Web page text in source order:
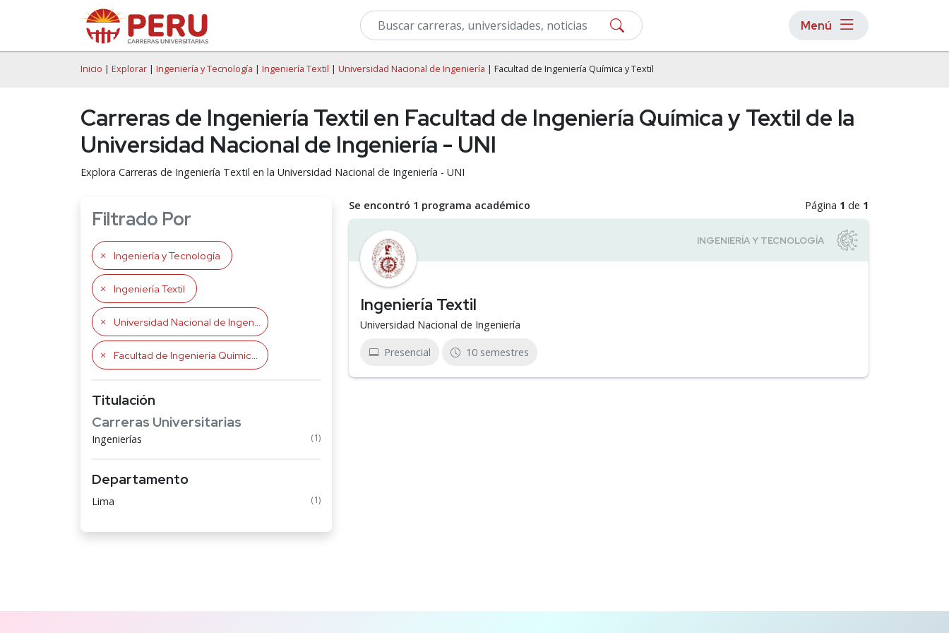
Menú
Inicio | Explorar | Ingeniería y Tecnología | Ingeniería Textil | Universidad Nacional de Ingeniería | Facultad de Ingeniería Química y Textil
Carreras de Ingeniería Textil en Facultad de Ingeniería Química y Textil de la
Universidad Nacional de Ingeniería - UNI
Explora Carreras de Ingeniería Textil en la Universidad Nacional de Ingeniería - UNI
Filtrado Por
Ingeniería y Tecnología
Ingeniería Textil
Universidad Nacional de Ingeniería
Facultad de Ingeniería Química y Textil
Titulación
Carreras Universitarias
Ingenierías (1)
Departamento
Lima (1)
Se encontró 1 programa académico Página 1 de 1
Ingeniería Textil
Universidad Nacional de Ingeniería
Presencial 10 semestres